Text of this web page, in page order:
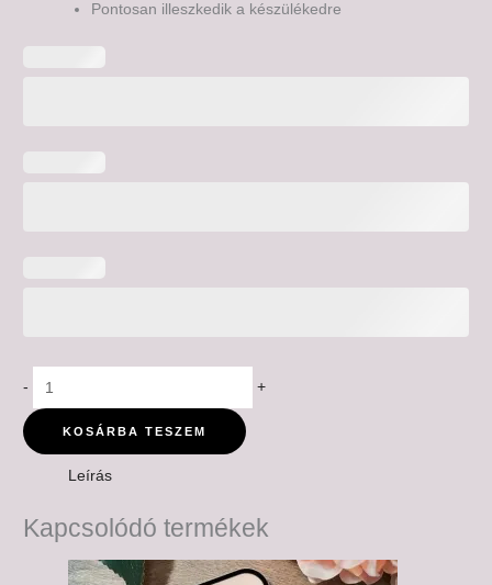
Pontosan illeszkedik a készülékedre
- +
KOSÁRBA TESZEM
Leírás
Kapcsolódó termékek